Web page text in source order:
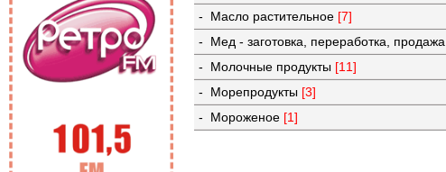
- Масло растительное [7]
- Мед - заготовка, переработка, продажа
- Молочные продукты [11]
- Морепродукты [3]
- Мороженое [1]